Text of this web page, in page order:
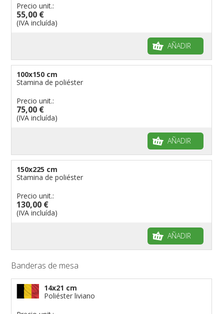
Precio unit.:
55,00 €
(IVA incluída)
AÑADIR
100x150 cm
Stamina de poliéster
Precio unit.:
75,00 €
(IVA incluída)
AÑADIR
150x225 cm
Stamina de poliéster
Precio unit.:
130,00 €
(IVA incluída)
AÑADIR
Banderas de mesa
14x21 cm
Poliéster liviano